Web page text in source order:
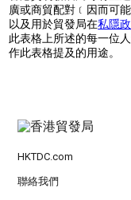
廣或商貿配對﹝因而可
以及用於貿發局在私隱
此表格上所述的每一位
作此表格提及的用途。
HKTDC.com
聯絡我們